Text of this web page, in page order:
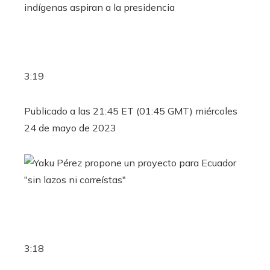
3:19
Publicado a las 21:45 ET (01:45 GMT) miércoles
24 de mayo de 2023
3:18